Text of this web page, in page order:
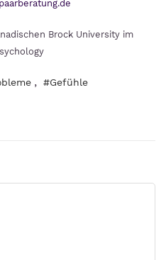
Brock University im
, #Gefühle